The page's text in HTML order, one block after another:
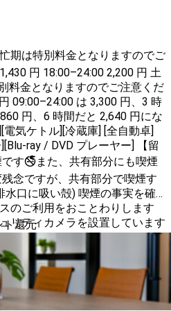
期は特別料金となりますのでご
円 18:00–24:00 2,200 円 土
料金となりますのでご注意くだ
09:00–24:00 は 3,300 円、3 時
円、6 時間だと 2,640 円にな
ray / DVD プレーヤー] 【留
す🚭また、共有部分にも喫煙
念ですが、共有部分で喫煙す
水口に吸い殻) 喫煙の事実を確
のご利用をおことわりします
リティカメラを設置しています
ト還元